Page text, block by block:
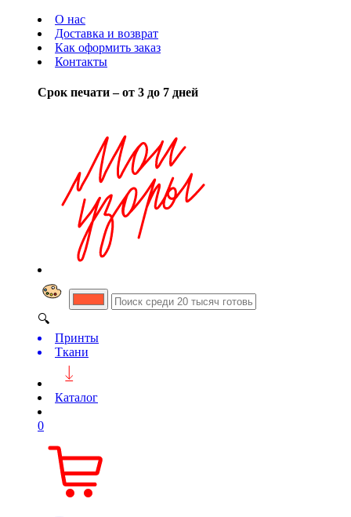
О нас
Доставка и возврат
Как оформить заказ
Контакты
Срок печати – от 3 до 7 дней
🔍
Принты
Ткани
Каталог
0